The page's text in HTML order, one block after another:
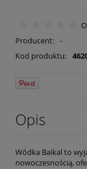
Producent: -
Kod produktu:
Opis
Wódka Baikal to
nowoczesnością,